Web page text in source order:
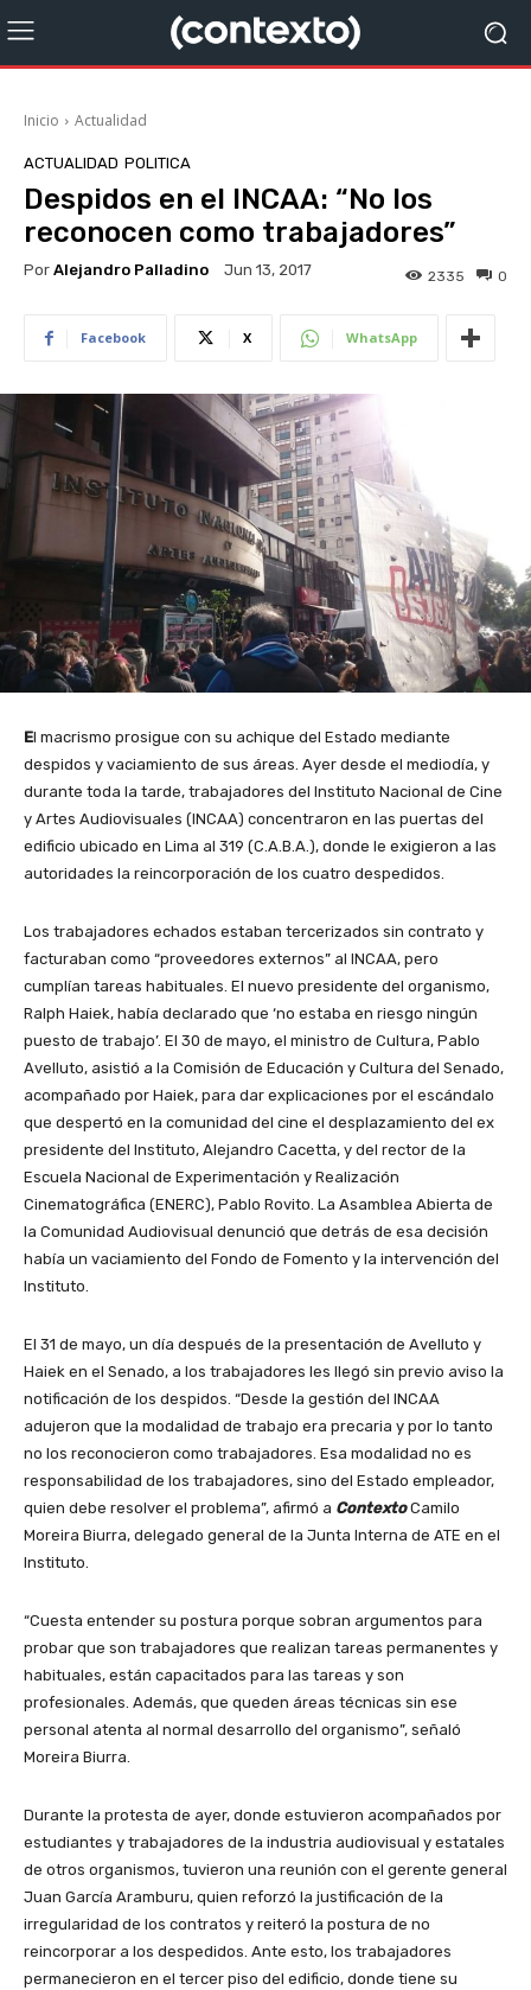
Inicio Actualidad
ACTUALIDAD POLITICA
Despidos en el INCAA: “No los
reconocen como trabajadores”
Por Alejandro Palladino Jun 13, 2017 0
2335
Facebook X WhatsApp
El macrismo prosigue con su achique del Estado mediante
despidos y vaciamiento de sus áreas. Ayer desde el mediodía, y
durante toda la tarde, trabajadores del Instituto Nacional de Cine
y Artes Audiovisuales (INCAA) concentraron en las puertas del
edificio ubicado en Lima al 319 (C.A.B.A.), donde le exigieron a las
autoridades la reincorporación de los cuatro despedidos.
Los trabajadores echados estaban tercerizados sin contrato y
facturaban como “proveedores externos” al INCAA, pero
cumplían tareas habituales. El nuevo presidente del organismo,
Ralph Haiek, había declarado que ‘no estaba en riesgo ningún
puesto de trabajo’. El 30 de mayo, el ministro de Cultura, Pablo
Avelluto, asistió a la Comisión de Educación y Cultura del Senado,
acompañado por Haiek, para dar explicaciones por el escándalo
que despertó en la comunidad del cine el desplazamiento del ex
presidente del Instituto, Alejandro Cacetta, y del rector de la
Escuela Nacional de Experimentación y Realización
Cinematográfica (ENERC), Pablo Rovito. La Asamblea Abierta de
la Comunidad Audiovisual denunció que detrás de esa decisión
había un vaciamiento del Fondo de Fomento y la intervención del
Instituto.
El 31 de mayo, un día después de la presentación de Avelluto y
Haiek en el Senado, a los trabajadores les llegó sin previo aviso la
notificación de los despidos. “Desde la gestión del INCAA
adujeron que la modalidad de trabajo era precaria y por lo tanto
no los reconocieron como trabajadores. Esa modalidad no es
responsabilidad de los trabajadores, sino del Estado empleador,
quien debe resolver el problema”, afirmó a ContextoCamilo
Moreira Biurra, delegado general de la Junta Interna de ATE en el
Instituto.
“Cuesta entender su postura porque sobran argumentos para
probar que son trabajadores que realizan tareas permanentes y
habituales, están capacitados para las tareas y son
profesionales. Además, que queden áreas técnicas sin ese
personal atenta al normal desarrollo del organismo”, señaló
Moreira Biurra.
Durante la protesta de ayer, donde estuvieron acompañados por
estudiantes y trabajadores de la industria audiovisual y estatales
de otros organismos, tuvieron una reunión con el gerente general
Juan García Aramburu, quien reforzó la justificación de la
irregularidad de los contratos y reiteró la postura de no
reincorporar a los despedidos. Ante esto, los trabajadores
permanecieron en el tercer piso del edificio, donde tiene su